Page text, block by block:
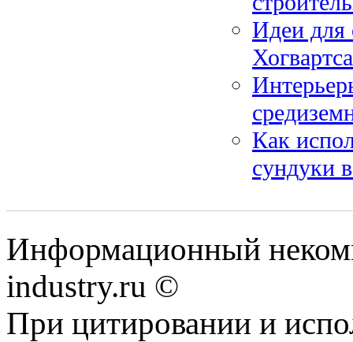
Идеи для
Как
сундуки
Информационный
industry.ru ©
При цитировании и